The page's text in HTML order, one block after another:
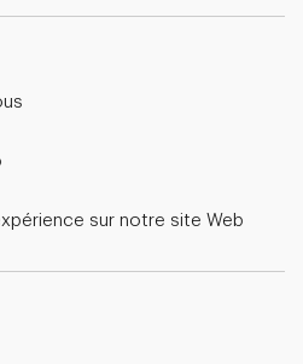
sur notre site Web